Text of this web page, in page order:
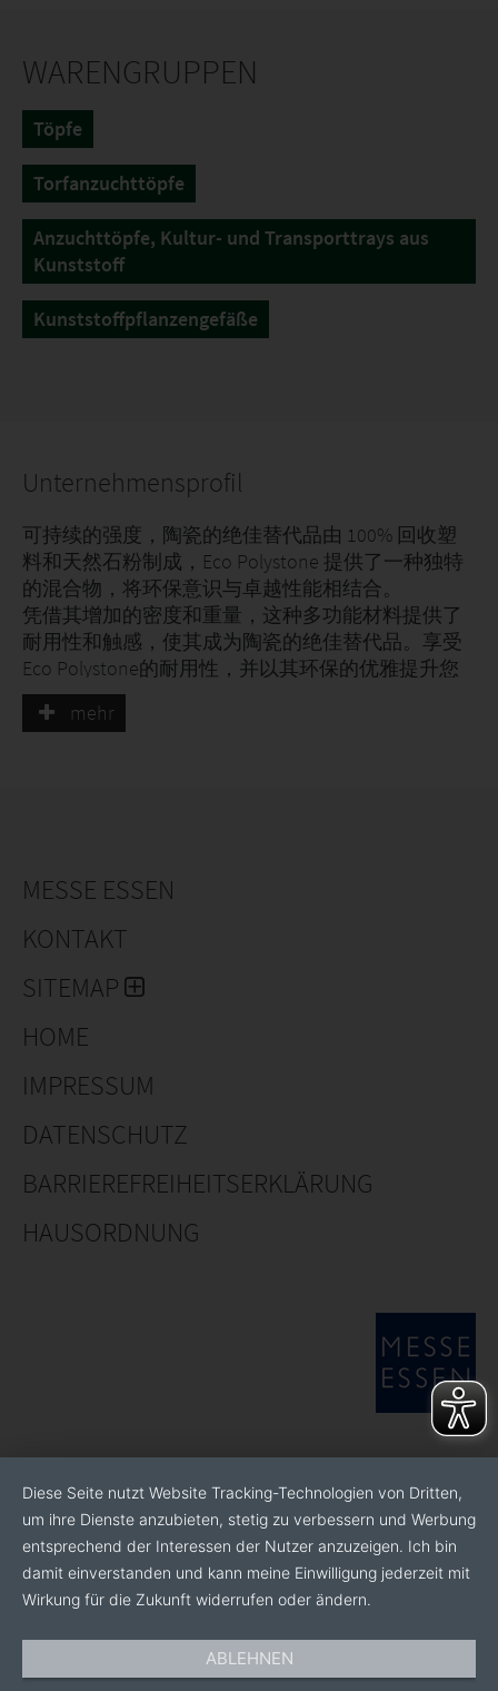
WARENGRUPPEN
Töpfe
Torfanzuchttöpfe
Anzuchttöpfe, Kultur- und Transporttrays aus
Kunststoff
Kunststoffpflanzengefäße
Unternehmensprofil
可持续的强度，陶瓷的绝佳替代品由 100% 回收塑
料和天然石粉制成，Eco Polystone 提供了一种独特
的混合物，将环保意识与卓越性能相结合。
凭借其增加的密度和重量，这种多功能材料提供了
耐用性和触感，使其成为陶瓷的绝佳替代品。享受
Eco Polystone的耐用性，并以其环保的优雅提升您
的设计。
mehr
MESSE ESSEN
KONTAKT
SITEMAP
HOME
IMPRESSUM
DATENSCHUTZ
BARRIEREFREIHEITSERKLÄRUNG
HAUSORDNUNG
Diese Seite nutzt Website Tracking-Technologien von Dritten,
um ihre Dienste anzubieten, stetig zu verbessern und Werbung
entsprechend der Interessen der Nutzer anzuzeigen. Ich bin
damit einverstanden und kann meine Einwilligung jederzeit mit
Wirkung für die Zukunft widerrufen oder ändern.
ABLEHNEN